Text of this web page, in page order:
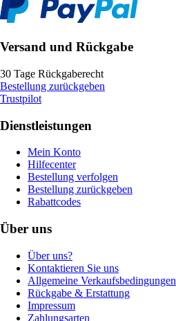
Versand und Rückgabe
30 Tage Rückgaberecht
Bestellung zurückgeben
Trustpilot
Dienstleistungen
Mein Konto
Hilfecenter
Bestellung verfolgen
Bestellung zurückgeben
Rabattcodes
Über uns
Über uns?
Kontaktieren Sie uns
Allgemeine Verkaufsbedingungen
Rückgabe & Erstattung
Impressum
Zahlungsarten